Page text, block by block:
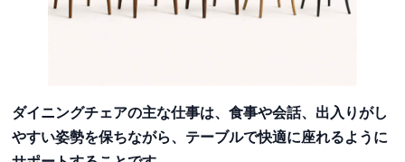
ダイニングチェアの主な仕事は、食事や会話、出入りがし
やすい姿勢を保ちながら、テーブルで快適に座れるように